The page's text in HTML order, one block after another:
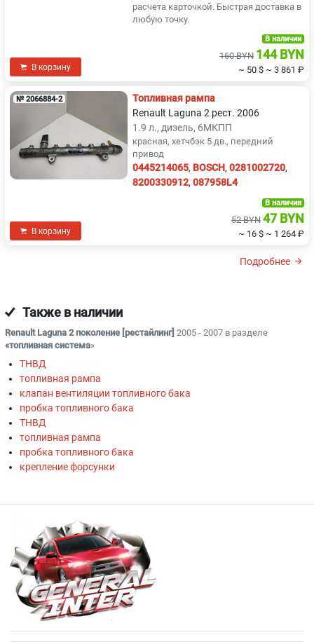
расчета карточкой. Быстрая доставка в
любую точку.
В корзину
В наличии
160 BYN 144 BYN
~ 50 $ ~ 3 861 ₽
№ 2066884-2
Топливная рампа
Renault Laguna 2 рест. 2006
1.9 л., дизель, 6МКПП
красная, хетчбэк 5 дв., передний
привод
0445214065, BOSCH, 0281002720,
8200330912, 087958L4
В корзину
В наличии
52 BYN 47 BYN
~ 16 $ ~ 1 264 ₽
Подробнее
Также в наличии
Renault Laguna 2 поколение [рестайлинг] 2005 - 2007 в разделе
«топливная система»
ТНВД
топливная рампа
клапан вентиляции топливного бака
пробка топливного бака
ТНВД
топливная рампа
пробка топливного бака
крепление форсунки